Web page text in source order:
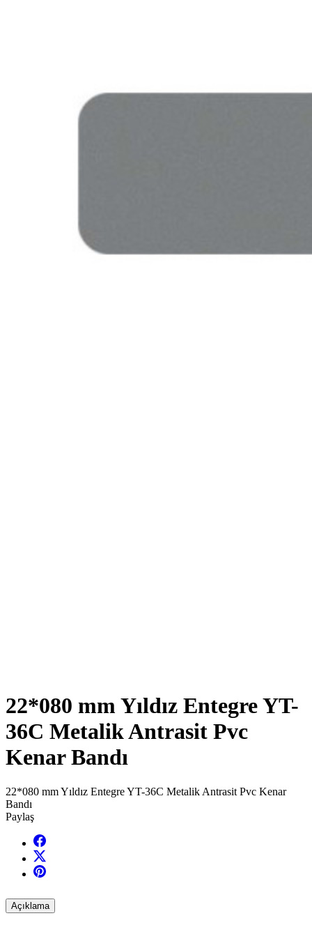
22*080 mm Yıldız Entegre YT-
36C Metalik Antrasit Pvc
Kenar Bandı
22*080 mm Yıldız Entegre YT-36C Metalik Antrasit Pvc Kenar
Bandı
Paylaş
Açıklama